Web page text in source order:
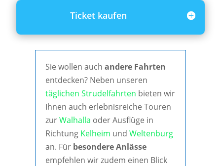
Ticket kaufen
Sie wollen auch andere Fahrten
entdecken? Neben unseren
täglichen Strudelfahrten bieten wir
Ihnen auch erlebnisreiche Touren
zurWalhalla oder Ausflüge in
Richtung Kelheim und Weltenburg
an. Für besondere Anlässe
empfehlen wir zudem einen Blick